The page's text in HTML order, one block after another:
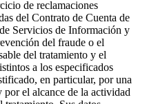
de reclamaciones
del Contrato de Cuenta de
Servicios de Información y
del fraude o el
del tratamiento y el
a los especificados
en particular, por una
por el alcance de la actividad